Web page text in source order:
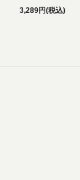
3,289円(税込)